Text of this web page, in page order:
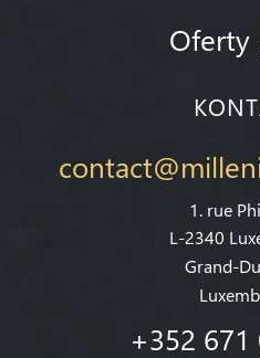
Oferty
1. rue
L-2340
Grand-
+352 671